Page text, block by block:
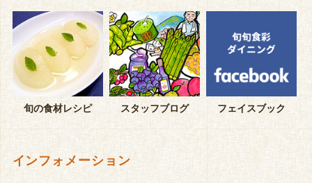
旬の食材レシピ スタッフブログ フェイスブック
インフォメーション